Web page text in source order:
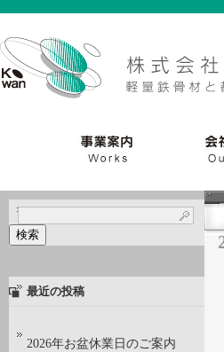
検
索:
最近の投稿
2026年お盆休業日のご案内
3